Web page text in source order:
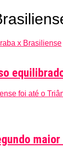
foi até o